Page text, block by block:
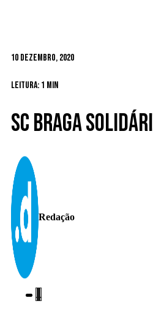
10 Dezembro, 2020
Leitura: 1 min
SC Braga
Redação